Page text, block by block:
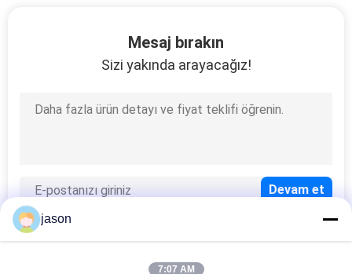
Hidrolik Pompa
Mesaj bırakın
Sizi yakında arayacağız!
jason
7:07 AM